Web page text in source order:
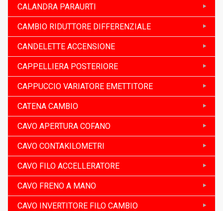
CALANDRA PARAURTI
CAMBIO RIDUTTORE DIFFERENZIALE
CANDELETTE ACCENSIONE
CAPPELLIERA POSTERIORE
CAPPUCCIO VARIATORE EMETTITORE
CATENA CAMBIO
CAVO APERTURA COFANO
CAVO CONTAKILOMETRI
CAVO FILO ACCELLERATORE
CAVO FRENO A MANO
CAVO INVERTITORE FILO CAMBIO